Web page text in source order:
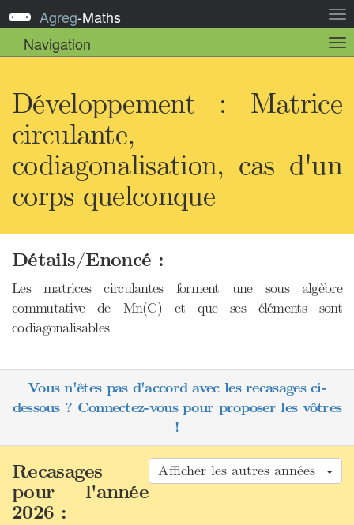
la
Agreg-Maths
Navigation
la
Développement : Matrice
circulante,
codiagonalisation, cas d'un
corps quelconque
Détails/Enoncé :
Les matrices circulantes forment une sous algèbre
commutative de Mn(C) et que ses éléments sont
codiagonalisables
Vous n'êtes pas d'accord avec les recasages ci-
dessous ? Connectez-vous pour proposer les vôtres
!
Afficher les autres années
Recasages
pour l'année
2026 :